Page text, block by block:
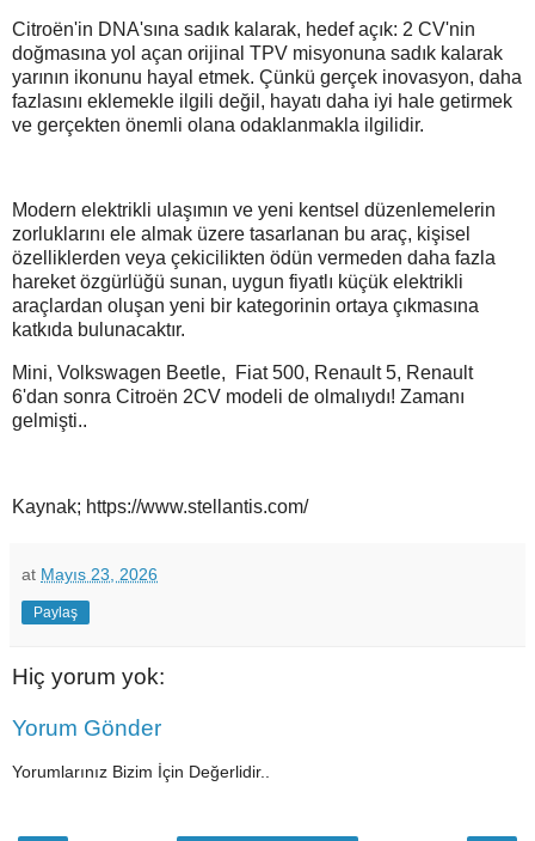
Citroën'in DNA'sına sadık kalarak, hedef açık: 2 CV'nin
doğmasına yol açan orijinal TPV misyonuna sadık kalarak
yarının ikonunu hayal etmek. Çünkü gerçek inovasyon, daha
fazlasını eklemekle ilgili değil, hayatı daha iyi hale getirmek
ve gerçekten önemli olana odaklanmakla ilgilidir.
Modern elektrikli ulaşımın ve yeni kentsel düzenlemelerin
zorluklarını ele almak üzere tasarlanan bu araç, kişisel
özelliklerden veya çekicilikten ödün vermeden daha fazla
hareket özgürlüğü sunan, uygun fiyatlı küçük elektrikli
araçlardan oluşan yeni bir kategorinin ortaya çıkmasına
katkıda bulunacaktır.
Mini, Volkswagen Beetle, Fiat 500, Renault 5, Renault
6'dan sonra Citroën 2CV modeli de olmalıydı! Zamanı
gelmişti..
Kaynak; https://www.stellantis.com/
at Mayıs 23, 2026
Paylaş
Hiç yorum yok:
Yorum Gönder
Yorumlarınız Bizim İçin Değerlidir..